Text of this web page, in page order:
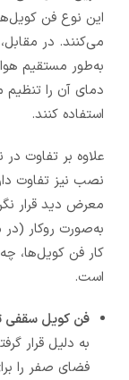
این نوع فن
می‌کنند. در
به‌طور مستقیم
دمای آن را تنظیم
استفاده کنند.
علاوه بر تفاوت
نصب نیز تفاوت
معرض دید قرار
به‌صورت روکار
کار فن کویل‌ها،
است.
فن کویل سقفی
به دلیل قرار
فضای صفر را